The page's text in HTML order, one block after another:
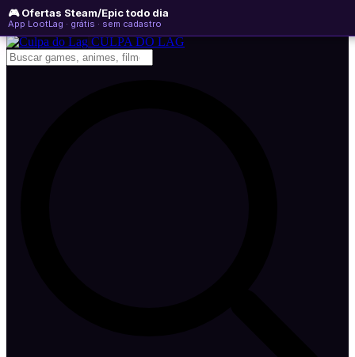
🎮 Ofertas Steam/Epic todo dia
App LootLag · grátis · sem cadastro
sábado, 08 de agosto de 2026 WhatsApp
Newsletter
CULPA DO LAG